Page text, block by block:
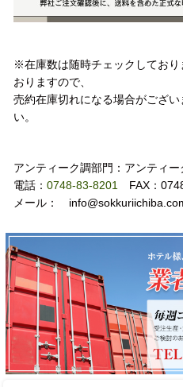
※在庫数は随時チェックしてお
おりますので、
売約在庫切れになる場合がござ
い。
アンティーク調部門：アンティ
電話： 0748-83-8201 FAX：
メール：